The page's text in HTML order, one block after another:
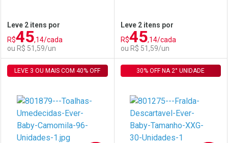
Comprar sem Desconto
Por R$ 27,99/cada
Comprar sem Desconto
Por R$ 27,99/cada
Comprar sem Desconto
Por R$ 29,99/cada
Comprar sem Desconto
Por R$ 29,99/cada
Leve 2 itens por
R$45,14/cada
ou R$ 51,59/un
Laboratório
Por Menos
Leve 2 itens por
R$45,14/cada
ou R$ 51,59/un
Laboratório
Por Menos
LEVE 3 OU MAIS COM 40% OFF 30% OFF NA 2° UNIDADE